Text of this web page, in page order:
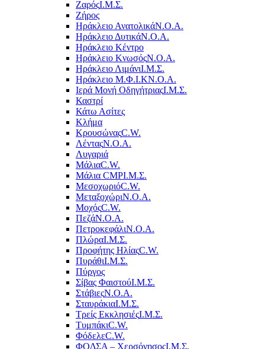
ΖαρόςΙ.Μ.Σ.
Ζήρος
Ηράκλειο ΑνατολικάΝ.Ο.Α.
Ηράκλειο ΔυτικάΝ.Ο.Α.
Ηράκλειο Κέντρο
Ηράκλειο ΚνωσόςΝ.Ο.Α.
Ηράκλειο ΛιμάνιΙ.Μ.Σ.
Ηράκλειο Μ.Φ.Ι.ΚΝ.Ο.Α.
Ιερά Μονή ΟδηγήτριαςΙ.Μ.Σ.
Καστρί
Κάτω Ασίτες
Κλήμα
ΚρουσώναςC.W.
ΛένταςΝ.Ο.Α.
Λυγαριά
ΜάλιαC.W.
Μάλια CMPΙ.Μ.Σ.
ΜεσοχωριόC.W.
ΜεταξοχώριΝ.Ο.Α.
ΜοχόςC.W.
ΠεζάΝ.Ο.Α.
ΠετροκεφάλιΝ.Ο.Α.
ΠλώραΙ.Μ.Σ.
Προφήτης ΗλίαςC.W.
ΠυράθιΙ.Μ.Σ.
Πύργος
Σίβας ΦαιστούΙ.Μ.Σ.
ΣτάβιεςΝ.Ο.Α.
ΣταυράκιαΙ.Μ.Σ.
Τρείς ΕκκλησιέςΙ.Μ.Σ.
ΤυμπάκιC.W.
ΦόδελεC.W.
ΦΟΔΣΑ – ΧερσόνησοςΙ.Μ.Σ.